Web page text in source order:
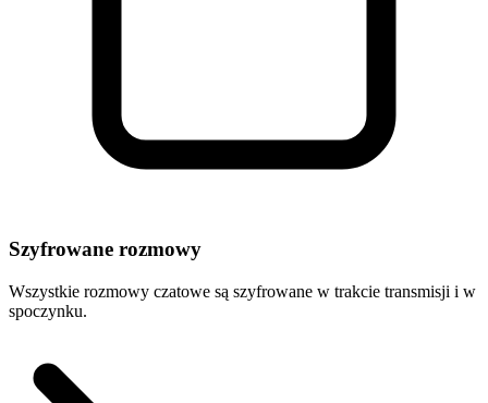
Szyfrowane rozmowy
Wszystkie rozmowy czatowe są szyfrowane w trakcie transmisji i w
spoczynku.